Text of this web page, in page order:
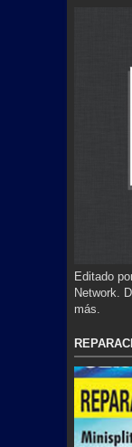
Editado
Network.
más.